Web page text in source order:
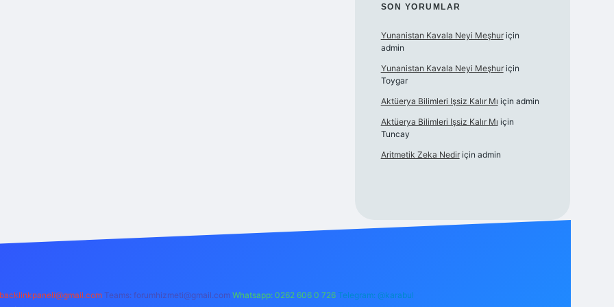
SON YORUMLAR
Yunanistan Kavala Neyi Meşhuriçin
admin
Yunanistan Kavala Neyi Meşhuriçin
Toygar
Aktüerya Bilimleri Işsiz Kalır Mı için admin
Aktüerya Bilimleri Işsiz Kalır Mı için
Tuncay
Aritmetik Zeka Nediriçin admin
Teams: forumhizmeti@gmail.com Whatsapp: 0262 606 0 726 Telegram: @karabul